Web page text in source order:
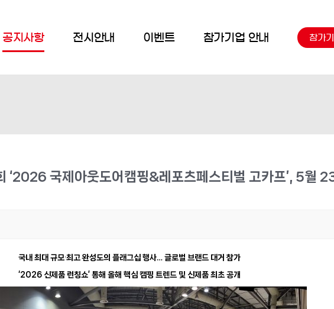
공지사항 전시안내 이벤트 참가기업 안내 참가
‘2026 국제아웃도어캠핑&레포츠페스티벌 고카프’, 5월
국내 최대 규모·최고 완성도의 플래그십 행사… 글로벌 브랜드 대거 참가
‘2026 신제품 런칭쇼’ 통해 올해 핵심 캠핑 트렌드 및 신제품 최초 공개